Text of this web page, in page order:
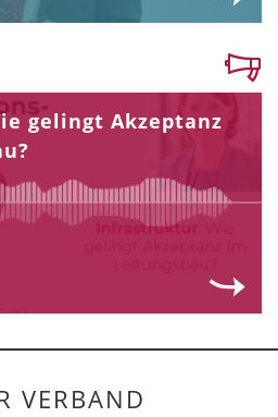
gelingt Akzeptanz
VERBAND